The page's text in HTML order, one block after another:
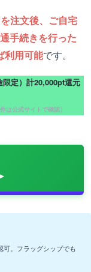
注文後、ご自宅
手続きを行った
利用可能です。
定）計20,000pt還元
は公式サイトで確認）
可。フラッグシップでも